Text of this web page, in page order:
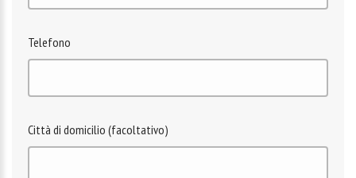
Telefono
Città di domicilio (facoltativo)